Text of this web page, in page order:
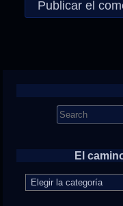
Search
for:
El
camino